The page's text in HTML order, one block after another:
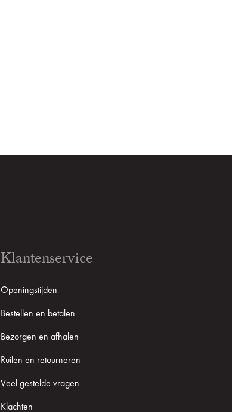
Klantenservice
Openingstijden
Bestellen en betalen
Bezorgen en afhalen
Ruilen en retourneren
Veel gestelde vragen
Klachten